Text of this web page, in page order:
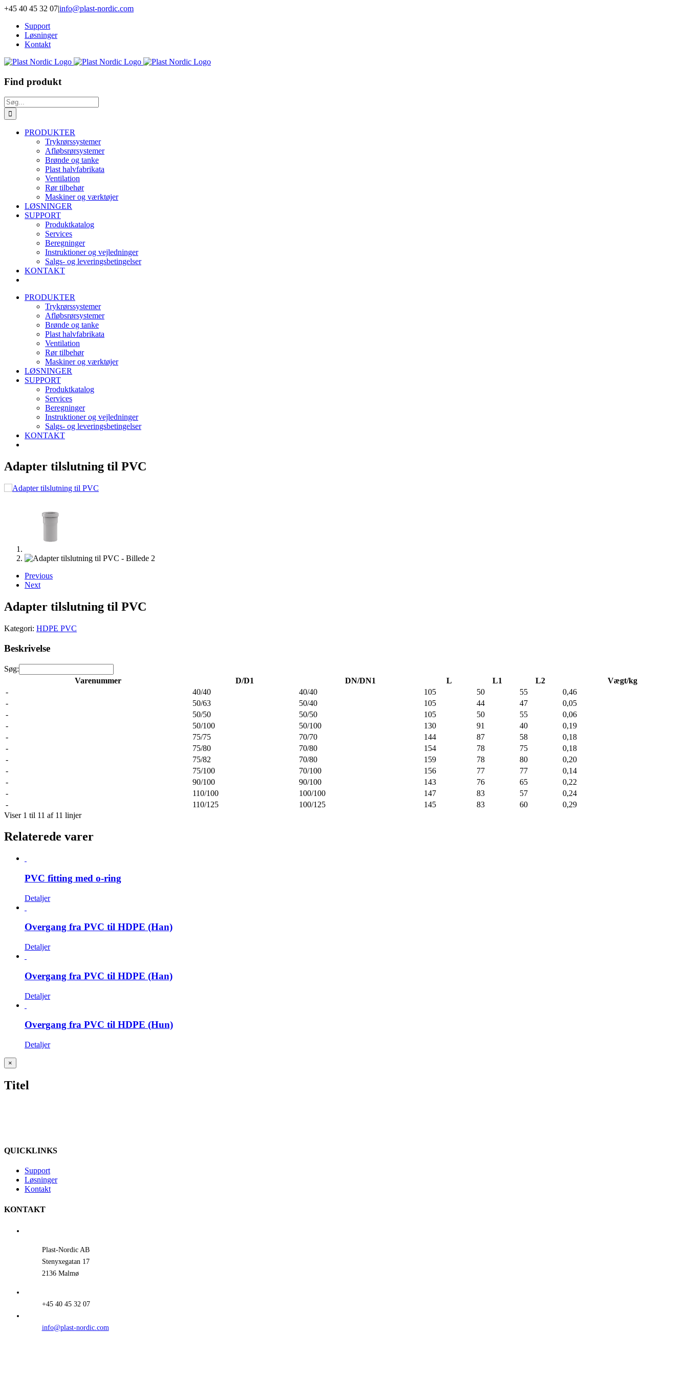
Skip
content
+45 40 45 32 07|info@plast-nordic.com
Support
Løsninger
Kontakt
Find produkt
Søg
efter:
PRODUKTER
Trykrørssystemer
Afløbsrørsystemer
Brønde og tanke
Plast halvfabrikata
Ventilation
Rør tilbehør
Maskiner og værktøjer
LØSNINGER
SUPPORT
Produktkatalog
Services
Beregninger
Instruktioner og vejledninger
Salgs- og leveringsbetingelser
KONTAKT
PRODUKTER
Trykrørssystemer
Afløbsrørsystemer
Brønde og tanke
Plast halvfabrikata
Ventilation
Rør tilbehør
Maskiner og værktøjer
LØSNINGER
SUPPORT
Produktkatalog
Services
Beregninger
Instruktioner og vejledninger
Salgs- og leveringsbetingelser
KONTAKT
Adapter tilslutning til PVC
Previous
Next
Adapter tilslutning til PVC
Kategori: HDPE PVC
Beskrivelse
Søg:
Varenummer
D/D1 DN/DN1 L L1 L2
Vægt/kg
-
40/40 40/40 105 50 55
0,46
-
50/63 50/40 105 44 47
0,05
-
50/50 50/50 105 50 55
0,06
-
50/100 50/100 130 91 40
0,19
-
75/75 70/70 144 87 58
0,18
-
75/80 70/80 154 78 75
0,18
-
75/82 70/80 159 78 80
0,20
-
75/100 70/100 156 77 77
0,14
-
90/100 90/100 143 76 65
0,22
-
110/100 100/100 147 83 57
0,24
-
110/125 100/125 145 83 60
0,29
Viser 1 til 11 af 11 linjer
Relaterede varer
PVC fitting med o-ring
Detaljer
Overgang fra PVC til HDPE (Han)
Detaljer
Overgang fra PVC til HDPE (Han)
Detaljer
Overgang fra PVC til HDPE (Hun)
Detaljer
Close
product
view
×
Titel
QUICKLINKS
Support
Løsninger
Kontakt
KONTAKT
Plast-Nordic AB
Stenyxegatan 17
2136 Malmø
+45 40 45 32 07
info@plast-nordic.com